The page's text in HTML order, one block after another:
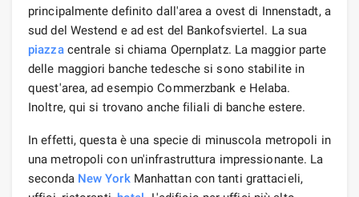
principalmente definito dall'area a ovest di Innenstadt, a
sud del Westend e ad est del Bankofsviertel. La sua
piazzacentrale si chiama Opernplatz. La maggior parte
delle maggiori banche tedesche si sono stabilite in
quest'area, ad esempio Commerzbank e Helaba.
Inoltre, qui si trovano anche filiali di banche estere.
In effetti, questa è una specie di minuscola metropoli in
una metropoli con un'infrastruttura impressionante. La
seconda New YorkManhattan con tanti grattacieli,